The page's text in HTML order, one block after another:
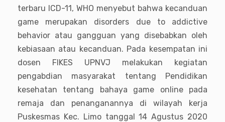
terbaru ICD-11, WHO menyebut bahwa kecanduan
game merupakan disorders due to addictive
behavior atau gangguan yang disebabkan oleh
kebiasaan atau kecanduan. Pada kesempatan ini
dosen FIKES UPNVJ melakukan kegiatan
pengabdian masyarakat tentang Pendidikan
kesehatan tentang bahaya game online pada
remaja dan penanganannya di wilayah kerja
Puskesmas Kec. Limo tanggal 14 Agustus 2020